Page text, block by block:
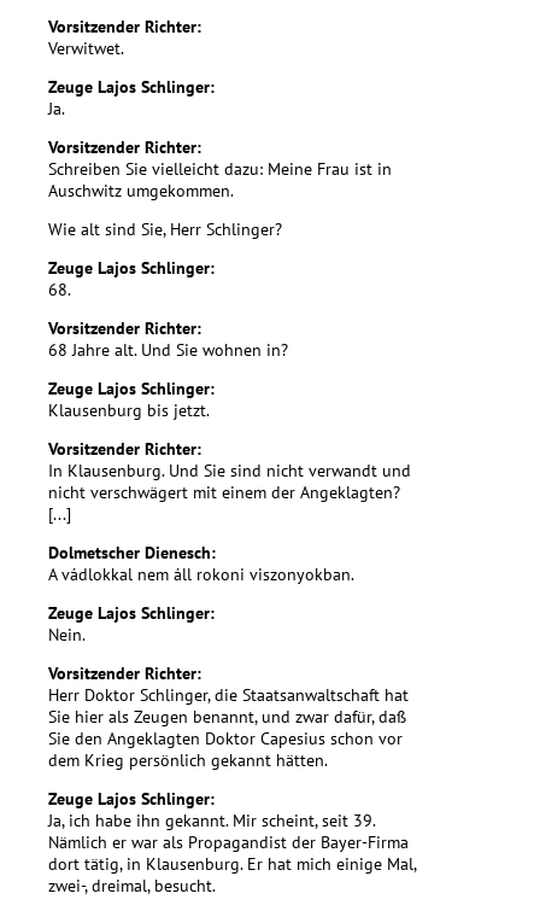
Vorsitzender Richter:
Verwitwet.
Zeuge Lajos Schlinger:
Ja.
Vorsitzender Richter:
Schreiben Sie vielleicht dazu: Meine Frau ist in
Auschwitz umgekommen.
Wie alt sind Sie, Herr Schlinger?
Zeuge Lajos Schlinger:
68.
Vorsitzender Richter:
68 Jahre alt. Und Sie wohnen in?
Zeuge Lajos Schlinger:
Klausenburg bis jetzt.
Vorsitzender Richter:
In Klausenburg. Und Sie sind nicht verwandt und
nicht verschwägert mit einem der Angeklagten?
[...]
Dolmetscher Dienesch:
A vádlokkal nem áll rokoni viszonyokban.
Zeuge Lajos Schlinger:
Nein.
Vorsitzender Richter:
Herr Doktor Schlinger, die Staatsanwaltschaft hat
Sie hier als Zeugen benannt, und zwar dafür, daß
Sie den Angeklagten Doktor Capesius schon vor
dem Krieg persönlich gekannt hätten.
Zeuge Lajos Schlinger:
Ja, ich habe ihn gekannt. Mir scheint, seit 39.
Nämlich er war als Propagandist der Bayer-Firma
dort tätig, in Klausenburg. Er hat mich einige Mal,
zwei-, dreimal, besucht.